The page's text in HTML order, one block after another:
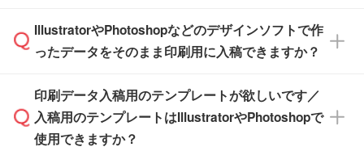
品が決まりましたらお早めのご発注をお願いい
たします。
※土日祝日を除く営業日換算です。
※沖縄・離島は追加日数がかかります。
※化粧箱から白箱への入れ替えや、オリジナル
箱の作成は原則承っておりません。
無料の「デザインシミュレーター」を使えば、
PCやスマホから簡単にデザインを作成できま
ザインソフトがなくても安心です。
また、「データ作成サービス
IllustratorやPhotoshopなどのデザインソフトで作
ったデータをそのまま印刷用に入稿できますか？
IllustratorやPhotoshop、CLIP STUDIOなどのデ
ザインソフトでこだわりのデザインを作成した
い方は、完全データ入稿
印刷データ入稿用のテンプレートが欲しいです／
入稿用のテンプレートはIllustratorやPhotoshopで
使用できますか？